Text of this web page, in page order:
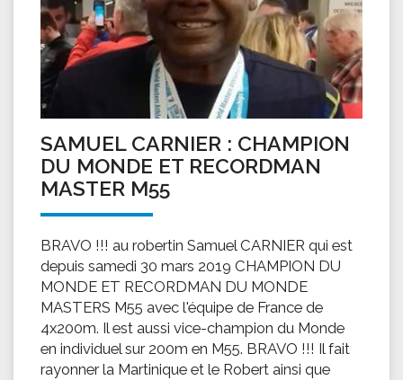
SAMUEL CARNIER : CHAMPION
DU MONDE ET RECORDMAN
MASTER M55
BRAVO !!! au robertin Samuel CARNIER qui est
depuis samedi 30 mars 2019 CHAMPION DU
MONDE ET RECORDMAN DU MONDE
MASTERS M55 avec l'équipe de France de
4x200m. Il est aussi vice-champion du Monde
en individuel sur 200m en M55. BRAVO !!! Il fait
rayonner la Martinique et le Robert ainsi que